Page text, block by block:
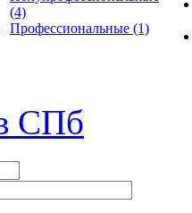
(4)
Профессиональные (1)
СПб